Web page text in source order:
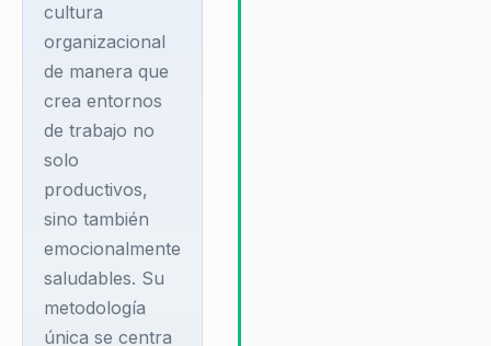
cultura
organizacional
de manera que
crea entornos
de trabajo no
solo
productivos,
sino también
emocionalmente
saludables. Su
metodología
única se centra